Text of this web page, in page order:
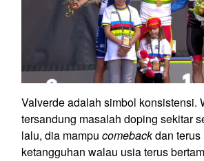
Valverde adalah simbol konsistensi.
tersandung masalah doping sekitar
lalu, dia mampu comebackdan terus
ketangguhan walau usia terus